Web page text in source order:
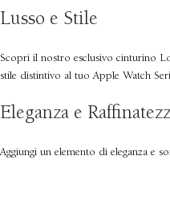
Lusso e Stile
Scopri il nostro esclusivo cinturino
stile distintivo al tuo Apple Watch
Eleganza e
Aggiungi un elemento di eleganza e